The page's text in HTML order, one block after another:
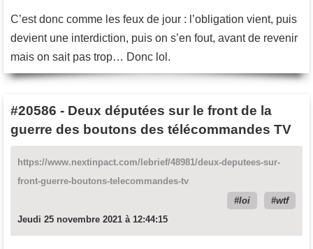
C’est donc comme les feux de jour : l’obligation vient, puis
devient une interdiction, puis on s’en fout, avant de revenir
mais on sait pas trop… Donc lol.
#20586 - Deux députées sur le front de la
guerre des boutons des télécommandes TV
https://www.nextinpact.com/lebrief/48981/deux-deputees-sur-
front-guerre-boutons-telecommandes-tv
loi
wtf
Jeudi 25 novembre 2021 à 12:44:15